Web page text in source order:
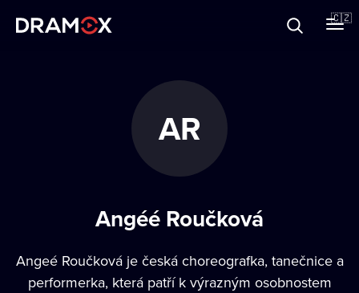
🇨🇿
AR
Angéé Roučková
Angeé Roučková je česká choreografka, tanečnice a
performerka, která patří k výrazným osobnostem